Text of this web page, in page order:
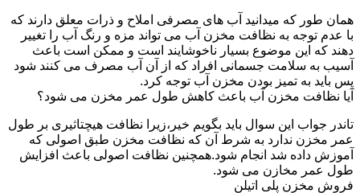
همان طور که میدانید آب های مصرفی املاح و ذرات معلق دارند که
با عدم توجه به نظافت مخزن آب می تواند مزه و رنگ آب را تغییر
دهند که این موضوع بسیار ناخوشایند است و ممکن است باعث
آسیب به سلامت جسمانی افراد که از آن آب مصرف می کنند شود
پس باید به تمیز بودن مخزن آب توجه کرد.
آیا نظافت مخزن آب باعث کاهش طول عمر مخزن می شود؟
تاندر جواب این سوال باید بگویم خیر،زیرا نظافت هیچتاثیری بر طول
عمر مخزن ندارد به شرط آن که نظافت مخزن طبق اصولی که
آموزش داده شد انجام شود.همچنین نظافت اصولی باعث افزایش
طول عمر مخازن می شود.
فروش مخزن پلی اتیلن